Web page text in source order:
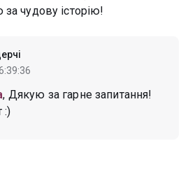
чудову історію!
, Дякую за гарне запитання!
:)